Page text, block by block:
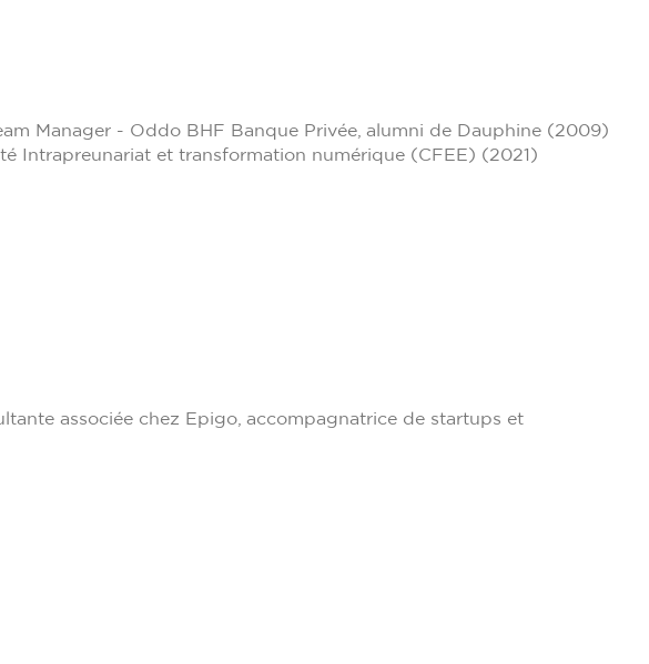
Manager - Oddo BHF Banque Privée, alumni de Dauphine (2009)
Intrapreunariat et transformation numérique (CFEE) (2021)
associée chez Epigo, accompagnatrice de startups et